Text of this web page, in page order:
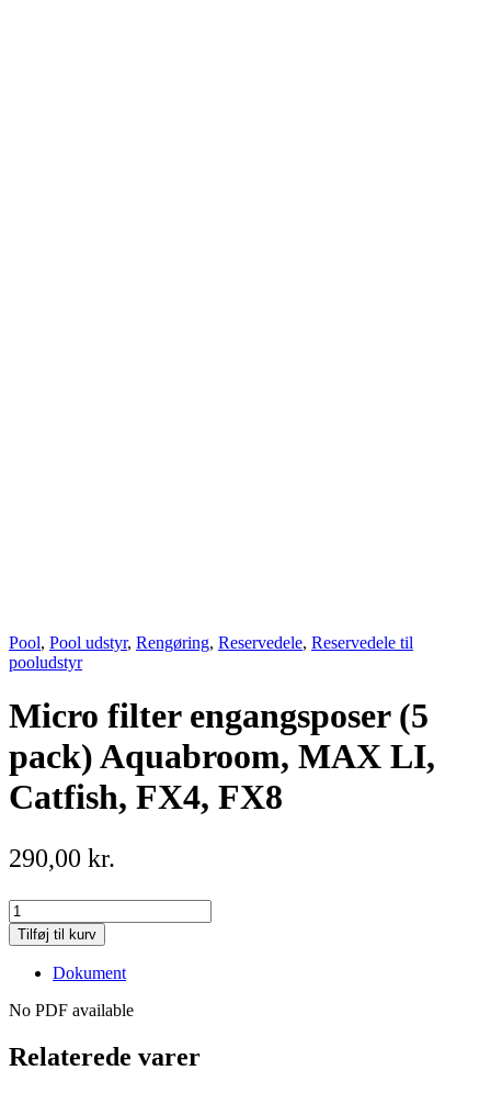
Pool, Pool udstyr, Rengøring, Reservedele, Reservedele til
pooludstyr
Micro filter engangsposer (5
pack) Aquabroom, MAX LI,
Catfish, FX4, FX8
290,00 kr.
Micro
filter
engangsposer
Aquabroom,
LI,
Catfish,
Tilføj til kurv
Dokument
No PDF available
Relaterede varer